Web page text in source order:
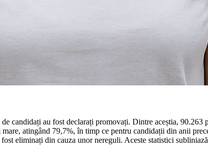
candidați au fost declarați promovați. Dintre aceștia,
atingând 79,7%, în timp ce pentru candidații din anii
eliminați din cauza unor nereguli. Aceste statistici